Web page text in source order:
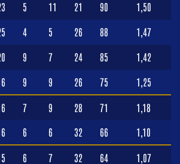
5 11 21 90 1,50
4 5 26 88 1,47
9 7 24 85 1,42
9 9 26 75 1,25
7 9 28 71 1,18
6 6 32 66 1,10
6 7 32 64 1,07